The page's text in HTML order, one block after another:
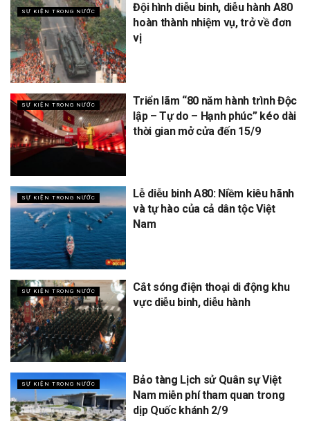
SỰ KIỆN TRONG NƯỚC
Đội hình diễu binh, diễu hành A80
hoàn thành nhiệm vụ, trở về đơn
vị
SỰ KIỆN TRONG NƯỚC
Triển lãm “80 năm hành trình Độc
lập – Tự do – Hạnh phúc” kéo dài
thời gian mở cửa đến 15/9
SỰ KIỆN TRONG NƯỚC
Lễ diễu binh A80: Niềm kiêu hãnh
và tự hào của cả dân tộc Việt
Nam
SỰ KIỆN TRONG NƯỚC
Cắt sóng điện thoại di động khu
vực diễu binh, diễu hành
SỰ KIỆN TRONG NƯỚC
Bảo tàng Lịch sử Quân sự Việt
Nam miễn phí tham quan trong
dịp Quốc khánh 2/9